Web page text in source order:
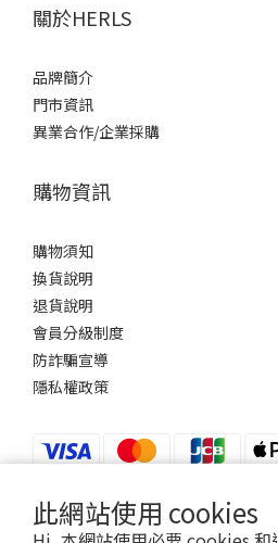
此網站使用 cookies
關於HERLS
品牌簡介
門市資訊
異業合作/企業採購
購物資訊
購物須知
換貨說明
退貨說明
會員分級制度
防詐騙宣導
隱私權政策
$ TWD